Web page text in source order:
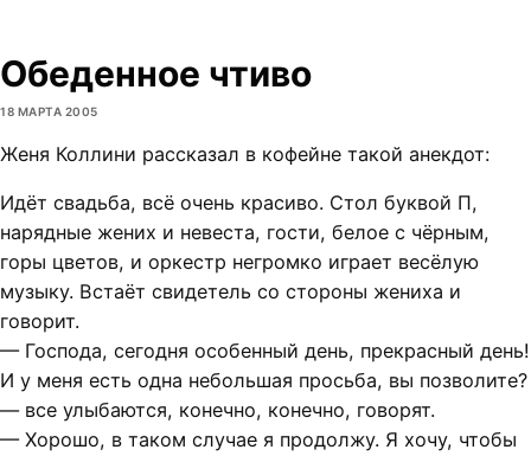
Обеденное чтиво
18 МАРТА 2005
Женя Коллини рассказал в кофейне такой анекдот:
Идёт свадьба, всё очень красиво. Стол буквой П,
нарядные жених и невеста, гости, белое с чёрным,
горы цветов, и оркестр негромко играет весёлую
музыку. Встаёт свидетель со стороны жениха и
говорит.
— Господа, сегодня особенный день, прекрасный день!
И у меня есть одна небольшая просьба, вы позволите?
— все улыбаются, конечно, конечно, говорят.
— Хорошо, в таком случае я продолжу. Я хочу, чтобы